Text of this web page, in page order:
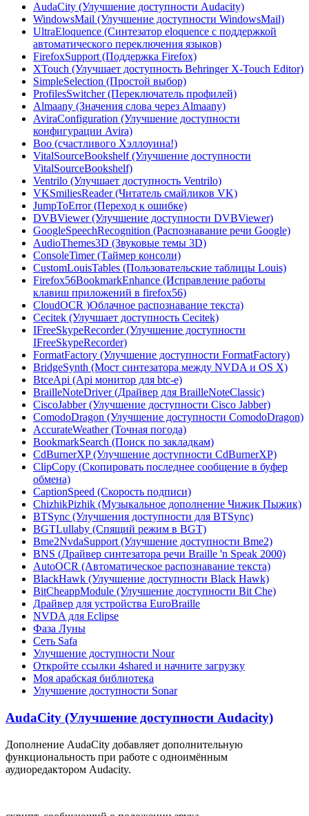
AudaCity (Улучшение доступности Audacity)
WindowsMail (Улучшение доступности WindowsMail)
UltraEloquence (Синтезатор eloquence с поддержкой
автоматического переключения языков)
FirefoxSupport (Поддержка Firefox)
XTouch (Улучшает доступность Behringer X-Touch Editor)
SimpleSelection (Простой выбор)
ProfilesSwitcher (Переключатель профилей)
Almaany (Значения слова через Almaany)
AviraConfiguration (Улучшение доступности
конфигурации Avira)
Boo (счастливого Хэллоуина!)
VitalSourceBookshelf (Улучшение доступности
VitalSourceBookshelf)
Ventrilo (Улучшает доступность Ventrilo)
VKSmiliesReader (Читатель смайликов VK)
JumpToError (Переход к ошибке)
DVBViewer (Улучшение доступности DVBViewer)
GoogleSpeechRecognition (Распознавание речи Google)
AudioThemes3D (Звуковые темы 3D)
ConsoleTimer (Таймер консоли)
CustomLouisTables (Пользовательские таблицы Louis)
Firefox56BookmarkEnhance (Исправление работы
клавиш приложений в firefox56)
CloudOCR )Облачное распознавание текста)
Cecitek (Улучшает доступность Cecitek)
IFreeSkypeRecorder (Улучшение доступности
IFreeSkypeRecorder)
FormatFactory (Улучшение доступности FormatFactory)
BridgeSynth (Мост синтезатора между NVDA и OS X)
BtceApi (Api монитор для btc-e)
BrailleNoteDriver (Драйвер для BrailleNoteClassic)
CiscoJabber (Улучшение доступности Cisco Jabber)
ComodoDragon (Улучшение доступности ComodoDragon)
AccurateWeather (Точная погода)
BookmarkSearch (Поиск по закладкам)
CdBurnerXP (Улучшение доступности CdBurnerXP)
ClipCopy (Скопировать последнее сообщение в буфер
обмена)
CaptionSpeed (Скорость подписи)
ChizhikPizhik (Музыкальное дополнение Чижик Пыжик)
BTSync (Улучшения доступности для BTSync)
BGTLullaby (Спящий режим в BGT)
Bme2NvdaSupport (Улучшение доступности Bme2)
BNS (Драйвер синтезатора речи Braille 'n Speak 2000)
AutoOCR (Автоматическое распознавание текста)
BlackHawk (Улучшение доступности Black Hawk)
BitCheappModule (Улучшение доступности Bit Che)
Драйвер для устройства EuroBraille
NVDA для Eclipse
Фаза Луны
Сеть Safa
Улучшение доступности Nour
Откройте ссылки 4shared и начните загрузку
Моя арабская библиотека
Улучшение доступности Sonar
AudaCity (Улучшение доступности Audacity)
Дополнение AudaCity добавляет дополнительную
функциональность при работе с одноимённым
аудиоредактором Audacity.